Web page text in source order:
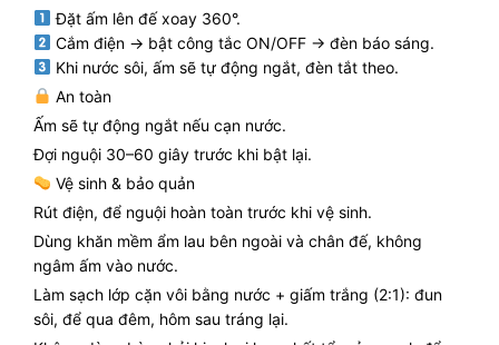
Đặt ấm lên đế xoay 360°.
Cắm điện → bật công tắc ON/OFF → đèn báo sáng.
Khi nước sôi, ấm sẽ tự động ngắt, đèn tắt theo.
An toàn
Ấm sẽ tự động ngắt nếu cạn nước.
Đợi nguội 30–60 giây trước khi bật lại.
Vệ sinh & bảo quản
Rút điện, để nguội hoàn toàn trước khi vệ sinh.
Dùng khăn mềm ẩm lau bên ngoài và chân đế, không
ngâm ấm vào nước.
Làm sạch lớp cặn vôi bằng nước + giấm trắng (2:1): đun
sôi, để qua đêm, hôm sau tráng lại.